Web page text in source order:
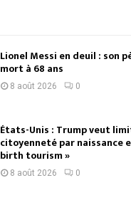
Lionel Messi en deuil : son
mort à 68 ans
8 août 2026 0
États-Unis : Trump veut
citoyenneté par naissance
birth tourism »
8 août 2026 0